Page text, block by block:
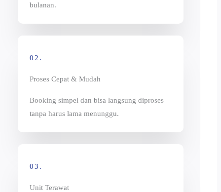
bulanan.
02.
Proses Cepat & Mudah
Booking simpel dan bisa langsung diproses
tanpa harus lama menunggu.
03.
Unit Terawat